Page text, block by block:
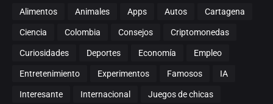
Alimentos Animales Apps Autos Cartagena
Ciencia Colombia Consejos Criptomonedas
Curiosidades Deportes Economía Empleo
Entretenimiento Experimentos Famosos IA
Interesante Internacional Juegos de chicas